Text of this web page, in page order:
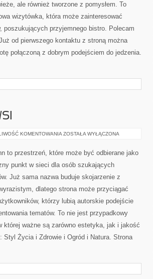
ale również tworzone z pomysłem. To
wizytówka, która może zainteresować
poszukujących przyjemnego bistro. Polecam
od pierwszego kontaktu z stroną można
połączoną z dobrym podejściem do jedzenia.
KOMENTOWANIA TRADYCJE
ZOSTAŁA WYŁĄCZONA
to przestrzeń, które może być odbierane jako
punkt w sieci dla osób szukających
Już sama nazwa buduje skojarzenie z
dlatego strona może przyciągać
którzy lubią autorskie podejście
tematów. To nie jest przypadkowy
ważne są zarówno estetyka, jak i jakość
Styl Życia i Zdrowie i Ogród i Natura. Strona